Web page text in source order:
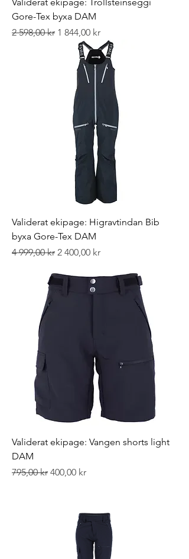
Gore-Tex byxa DAM
Ordinarie pris
2 598,00 kr Reapris
1 844,00 kr
Validerat ekipage: Higravtindan Bib
byxa Gore-Tex DAM
Ordinarie pris
4 999,00 kr Reapris
2 400,00 kr
Validerat ekipage: Vangen shorts light
DAM
Ordinarie pris
795,00 kr Reapris
400,00 kr